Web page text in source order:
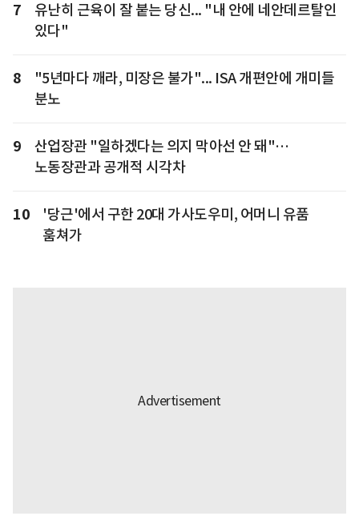
7
유난히 근육이 잘 붙는 당신... "내 안에 네안데르탈인
있다"
8
"5년마다 깨라, 미장은 불가"... ISA 개편안에 개미들
분노
9
산업장관 "일하겠다는 의지 막아선 안 돼"…
노동장관과 공개적 시각차
10
'당근'에서 구한 20대 가사도우미, 어머니 유품
훔쳐가